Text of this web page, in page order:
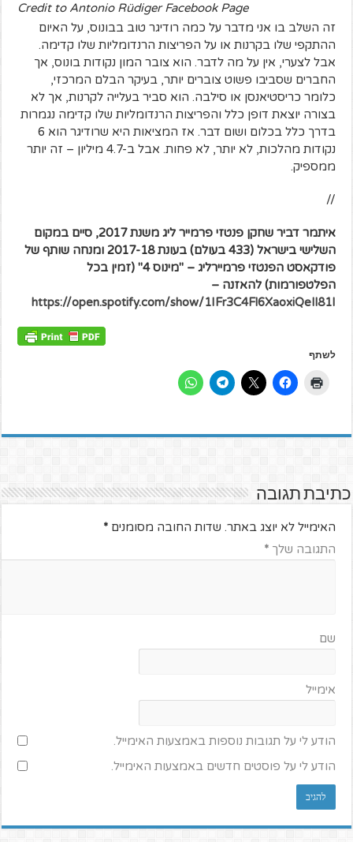
Credit to Antonio Rüdiger Facebook Page
זה השלב בו אני מדבר על כמה רודיגר טוב בבונוס, על האיום
ההתקפי שלו בקרנות או על הפריצות הרנדומליות שלו קדימה.
אבל לצערי, אין על מה לדבר. הוא צובר המון נקודות בונוס, אך
החברים שסביבו פשוט צוברים יותר, בעיקר הבלם המרכזי,
כלומר כריסטיאנסן או סילבה. הוא סביר בעלייה לקרנות, אך לא
בצורה יוצאת דופן כלל והפריצות הרנדומליות שלו קדימה נגמרות
בדרך כלל בכלום ושום דבר. אז המציאות היא שרודיגר הוא 6
נקודות מהלכות, לא יותר, לא פחות. אבל ב-4.7 מיליון – זה יותר
ממספיק.
//
איתמר דביר שחקן פנטזי פרמייר ליג משנת 2017, סיים במקום
השלישי בישראל (433 בעולם) בעונת 2017-18 ומנחה שותף של
פודקאסט הפנטזי פרמיירליג – "מינוס 4" (זמין בכל
הפלטפורמות) להאזנה –
https://open.spotify.com/show/1IFr3C4Fl6XaoxiQeIl81I
לשתף
כתיבת תגובה
האימייל לא יוצג באתר. שדות החובה מסומנים*
התגובה שלך*
שם
אימייל
הודע לי על תגובות נוספות באמצעות האימייל.
הודע לי על פוסטים חדשים באמצעות האימייל.